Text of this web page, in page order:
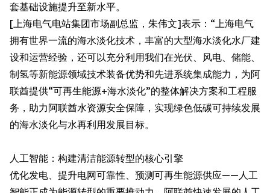
套基础设施提升至新水平。
[上海电气电站集团市场副总监，朱伟文]表示：“上海电气
拥有世界一流的海水淡化技术，丰富的大型海水淡化水厂建
设和运营经验，还可以充分利用我们在光伏、风电、储能、
制氢等新能源领域技术装备优势和先进系统集成能力，为阿
联酋提供“可再生能源+海水淡化”的整体解决方案和工程服
务，助力阿联酋水资源安全保障，实现绿色低碳可持续发展
的海水淡化与水再利用发展目标。
人工智能：构建清洁能源转型的核心引擎
优化发电、提升电网可靠性、预测可再生能源供应——人工